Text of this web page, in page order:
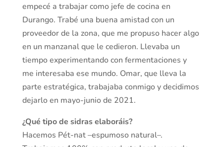
empecé a trabajar como jefe de cocina en
Durango. Trabé una buena amistad con un
proveedor de la zona, que me propuso hacer algo
en un manzanal que le cedieron. Llevaba un
tiempo experimentando con fermentaciones y
me interesaba ese mundo. Omar, que lleva la
parte estratégica, trabajaba conmigo y decidimos
dejarlo en mayo-junio de 2021.
¿Qué tipo de sidras elaboráis?
Hacemos Pét-nat –espumoso natural–.